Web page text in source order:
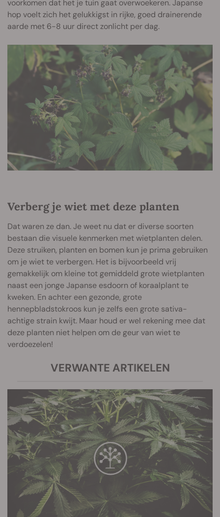
voorkomen dat het je tuin gaat overwoekeren. Japanse
hop voelt zich het gelukkigst in rijke, goed drainerende
aarde met 6-8 uur direct zonlicht per dag.
Verberg je wiet met deze planten
Dat waren ze dan. Je weet nu dat er diverse soorten
bestaan die visuele kenmerken met wietplanten delen.
Deze struiken, planten en bomen kun je prima gebruiken
om je wiet te verbergen. Het is bijvoorbeeld vrij
gemakkelijk om kleine tot gemiddeld grote wietplanten
naast een jonge Japanse esdoorn of koraalplant te
kweken. En achter een gezonde, grote
hennepbladstokroos kun je zelfs een grote sativa-
achtige strain kwijt. Maar houd er wel rekening mee dat
deze planten niet helpen om de geur van wiet te
verdoezelen!
VERWANTE ARTIKELEN